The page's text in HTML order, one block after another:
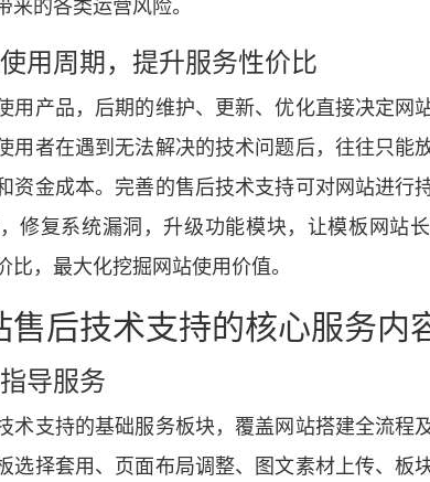
用周期，提升服务性价比
用产品，后期的维护、更新、优化直接决定网
用者在遇到无法解决的技术问题后，往往只能
资金成本。完善的售后技术支持可对网站进行
修复系统漏洞，升级功能模块，让模板网站
，最大化挖掘网站使用价值。
售后技术支持的核心服务内
导服务
术支持的基础服务板块，覆盖网站搭建全流程
选择套用、页面布局调整、图文素材上传、板